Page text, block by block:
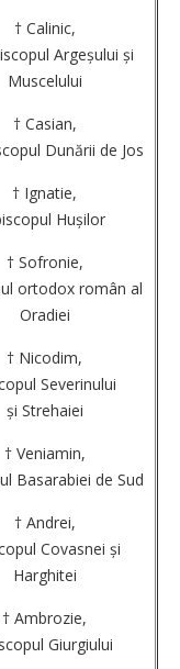
† Calinic,
Argeșului și
Muscelului
† Casian,
Dunării de Jos
† Ignatie,
Hușilor
† Sofronie,
ortodox român al
Oradiei
† Nicodim,
Severinului
și Strehaiei
† Veniamin,
Basarabiei de Sud
† Andrei,
Covasnei și
Harghitei
† Ambrozie,
Giurgiului